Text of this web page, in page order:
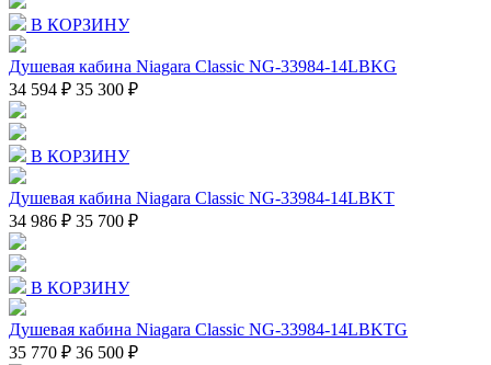
В КОРЗИНУ
Душевая кабина Niagara Classic NG-33984-14LBKG
34 594 ₽ 35 300 ₽
В КОРЗИНУ
Душевая кабина Niagara Classic NG-33984-14LBKT
34 986 ₽ 35 700 ₽
В КОРЗИНУ
Душевая кабина Niagara Classic NG-33984-14LBKTG
35 770 ₽ 36 500 ₽